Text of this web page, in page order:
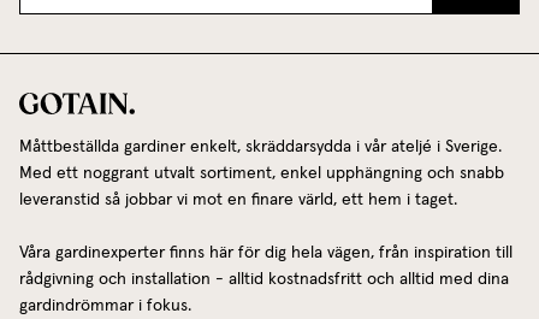
Måttbeställda gardiner enkelt, skräddarsydda i vår ateljé i Sverige.
Med ett noggrant utvalt sortiment, enkel upphängning och snabb
leveranstid så jobbar vi mot en finare värld, ett hem i taget.
Våra gardinexperter finns här för dig hela vägen, från inspiration till
rådgivning och installation - alltid kostnadsfritt och alltid med dina
gardindrömmar i fokus.